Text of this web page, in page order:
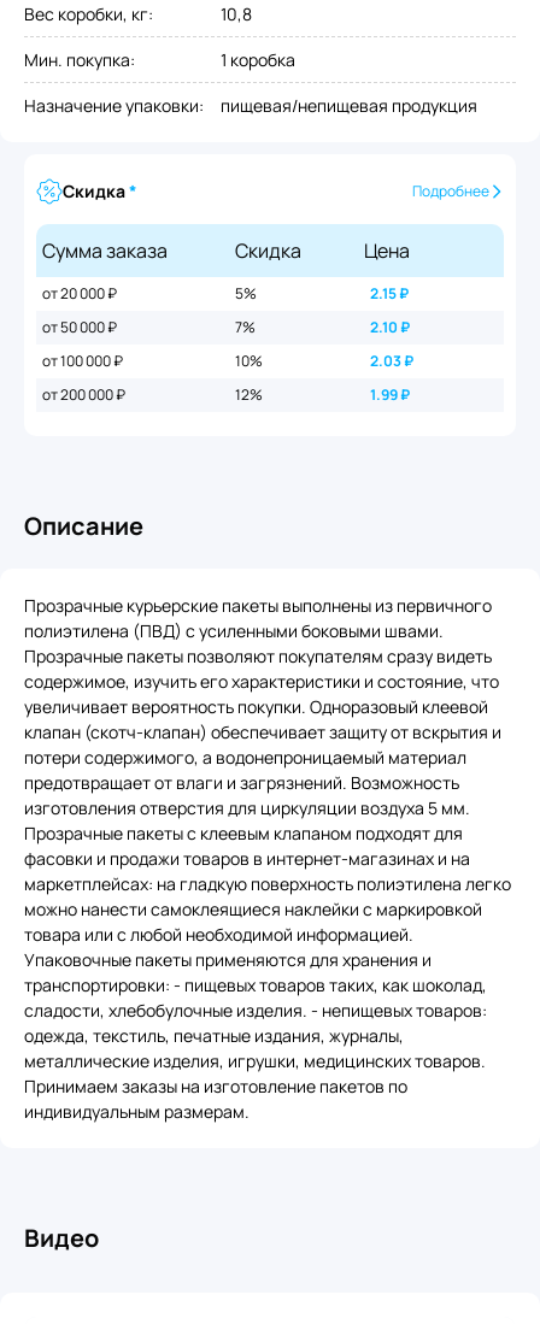
Вес коробки, кг:
10,8
Мин. покупка:
1 коробка
Назначение упаковки: пищевая/непищевая продукция
Скидка* Подробнее
Сумма заказа Скидка Цена
от 20 000 ₽ 5% 2.15₽
от 50 000 ₽
7% 2.10₽
от 100 000 ₽
10% 2.03₽
от 200 000 ₽
12% 1.99₽
Описание
Прозрачные курьерские пакеты выполнены из первичного
полиэтилена (ПВД) с усиленными боковыми швами.
Прозрачные пакеты позволяют покупателям сразу видеть
содержимое, изучить его характеристики и состояние, что
увеличивает вероятность покупки. Одноразовый клеевой
клапан (скотч-клапан) обеспечивает защиту от вскрытия и
потери содержимого, а водонепроницаемый материал
предотвращает от влаги и загрязнений. Возможность
изготовления отверстия для циркуляции воздуха 5 мм.
Прозрачные пакеты с клеевым клапаном подходят для
фасовки и продажи товаров в интернет-магазинах и на
маркетплейсах: на гладкую поверхность полиэтилена легко
можно нанести самоклеящиеся наклейки с маркировкой
товара или с любой необходимой информацией.
Упаковочные пакеты применяются для хранения и
транспортировки: - пищевых товаров таких, как шоколад,
сладости, хлебобулочные изделия. - непищевых товаров:
одежда, текстиль, печатные издания, журналы,
металлические изделия, игрушки, медицинских товаров.
Принимаем заказы на изготовление пакетов по
индивидуальным размерам.
Видео